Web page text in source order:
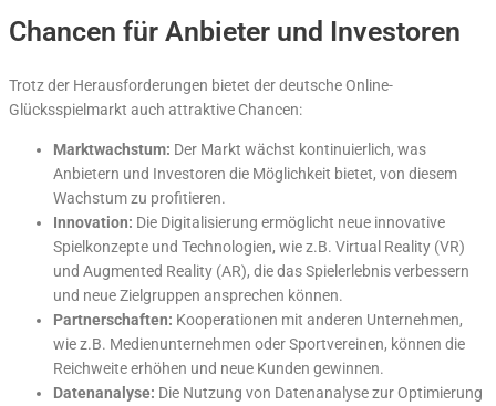
Chancen für Anbieter und Investoren
Trotz der Herausforderungen bietet der deutsche Online-
Glücksspielmarkt auch attraktive Chancen:
Marktwachstum: Der Markt wächst kontinuierlich, was
Anbietern und Investoren die Möglichkeit bietet, von diesem
Wachstum zu profitieren.
Innovation: Die Digitalisierung ermöglicht neue innovative
Spielkonzepte und Technologien, wie z.B. Virtual Reality (VR)
und Augmented Reality (AR), die das Spielerlebnis verbessern
und neue Zielgruppen ansprechen können.
Partnerschaften: Kooperationen mit anderen Unternehmen,
wie z.B. Medienunternehmen oder Sportvereinen, können die
Reichweite erhöhen und neue Kunden gewinnen.
Datenanalyse: Die Nutzung von Datenanalyse zur Optimierung